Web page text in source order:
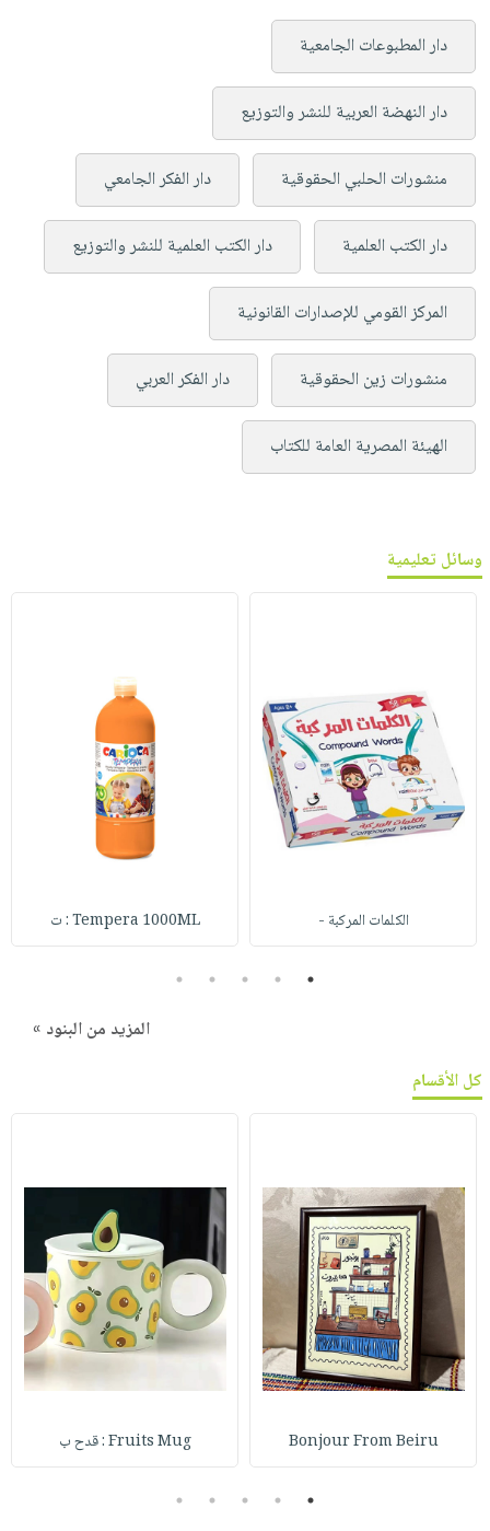
دار المطبوعات الجامعية
دار النهضة العربية للنشر والتوزيع
منشورات الحلبي الحقوقية دار الفكر الجامعي
دار الكتب العلمية دار الكتب العلمية للنشر والتوزيع
المركز القومي للإصدارات القانونية
منشورات زين الحقوقية دار الفكر العربي
الهيئة المصرية العامة للكتاب
وسائل تعليمية
الكلمات المركبة - Tempera 1000ML : ت
1
2
3
4
5
المزيد من البنود »
كل الأقسام
Bonjour From Beiru Fruits Mug : قدح ب
1
2
3
4
5